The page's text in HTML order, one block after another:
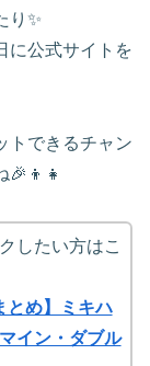
り✨
に公式サイトを
トできるチャン
🎉👦👧
したい方はこ
とめ】ミキハ
イン・ダブル